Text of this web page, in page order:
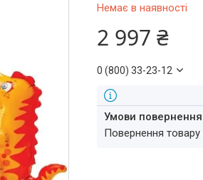
Немає в наявності
2 997 ₴
0 (800) 33-23-12
повернення